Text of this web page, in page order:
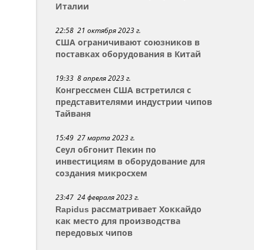
Италии
22:58 21 октября 2023 г.
США ограничивают союзников в
поставках оборудования в Китай
19:33 8 апреля 2023 г.
Конгрессмен США встретился с
представителями индустрии чипов
Тайваня
15:49 27 марта 2023 г.
Сеул обгонит Пекин по
инвестициям в оборудование для
создания микросхем
23:47 24 февраля 2023 г.
Rapidus рассматривает Хоккайдо
как место для производства
передовых чипов